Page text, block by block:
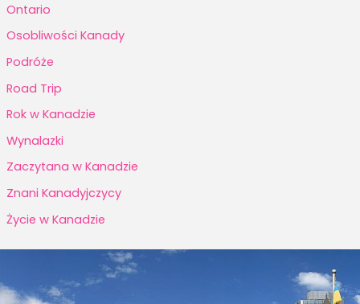
Ontario
Osobliwości Kanady
Podróże
Road Trip
Rok w Kanadzie
Wynalazki
Zaczytana w Kanadzie
Znani Kanadyjczycy
Życie w Kanadzie